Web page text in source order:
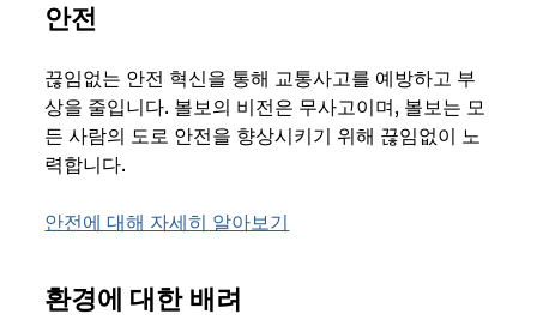
안전
끊임없는 안전 혁신을 통해 교통사고를 예방하고 부
상을 줄입니다. 볼보의 비전은 무사고이며, 볼보는 모
든 사람의 도로 안전을 향상시키기 위해 끊임없이 노
력합니다.
안전에 대해 자세히 알아보기
환경에 대한 배려